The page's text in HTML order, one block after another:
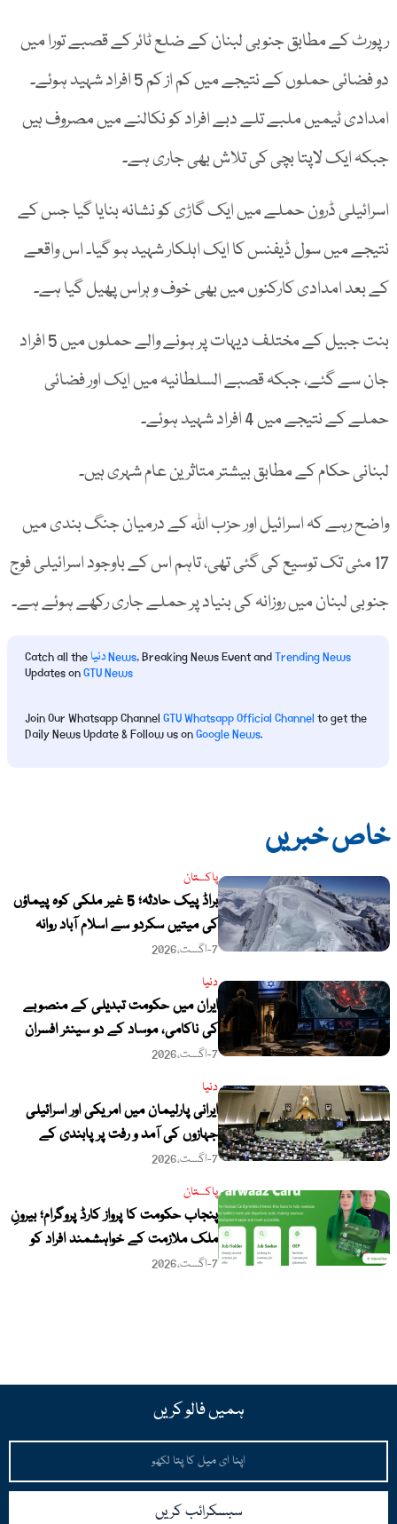
رپورٹ کے مطابق جنوبی لبنان کے ضلع ٹائر کے قصبے تورا میں
دو فضائی حملوں کے نتیجے میں کم از کم 5 افراد شہید ہوئے۔
امدادی ٹیمیں ملبے تلے دبے افراد کو نکالنے میں مصروف ہیں
جبکہ ایک لاپتا بچی کی تلاش بھی جاری ہے۔
اسرائیلی ڈرون حملے میں ایک گاڑی کو نشانہ بنایا گیا جس کے
نتیجے میں سول ڈیفنس کا ایک اہلکار شہید ہو گیا۔ اس واقعے
کے بعد امدادی کارکنوں میں بھی خوف و ہراس پھیل گیا ہے۔
بنت جبیل کے مختلف دیہات پر ہونے والے حملوں میں 5 افراد
جان سے گئے، جبکہ قصبے السلطانیہ میں ایک اور فضائی
حملے کے نتیجے میں 4 افراد شہید ہوئے۔
لبنانی حکام کے مطابق بیشتر متاثرین عام شہری ہیں۔
واضح رہے کہ اسرائیل اور حزب اللہ کے درمیان جنگ بندی میں
17 مئی تک توسیع کی گئی تھی، تاہم اس کے باوجود اسرائیلی فوج
جنوبی لبنان میں روزانہ کی بنیاد پر حملے جاری رکھے ہوئے ہے۔
Catch all the دنیا News, Breaking News Event andTrending News
Updates onGTV News
Join Our Whatsapp ChannelGTV Whatsapp Official Channelto get the
Daily News Update & Follow us onGoogle News
خاص خبریں
پاکستان
براڈ پیک حادثہ؛ 5 غیر ملکی کوہ پیماؤں
کی میتیں سکردو سے اسلام آباد روانہ
7-اگست،2026
دنیا
ایران میں حکومت تبدیلی کے منصوبے
کی ناکامی، موساد کے دو سینئر افسران
عہدوں سے ہٹا دیے گئے
7-اگست،2026
دنیا
ایرانی پارلیمان میں امریکی اور اسرائیلی
جہازوں کی آمد و رفت پر پابندی کے
مسودے کا جائزہ
7-اگست،2026
پاکستان
پنجاب حکومت کا پرواز کارڈ پروگرام؛ بیرونِ
ملک ملازمت کے خواہشمند افراد کو
بلاسود مالی امداد
7-اگست،2026
ہمیں فالو کریں
Email
سبسکرائب کریں